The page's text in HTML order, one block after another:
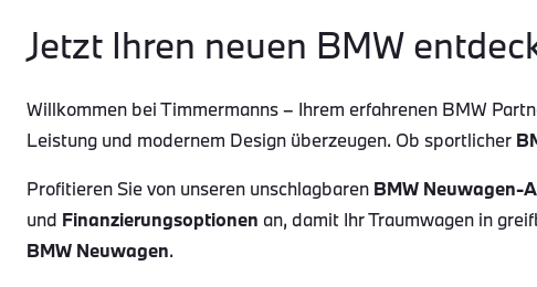
Jetzt Ihren neuen BMW
Willkommen bei Timmermanns – Ihrem erfahrenen BMW
Leistung und modernem Design überzeugen. Ob sportlicher
Profitieren Sie von unseren unschlagbaren BMW Neuwagen-
und Finanzierungsoptionen an, damit Ihr Traumwagen in
BMW Neuwagen.